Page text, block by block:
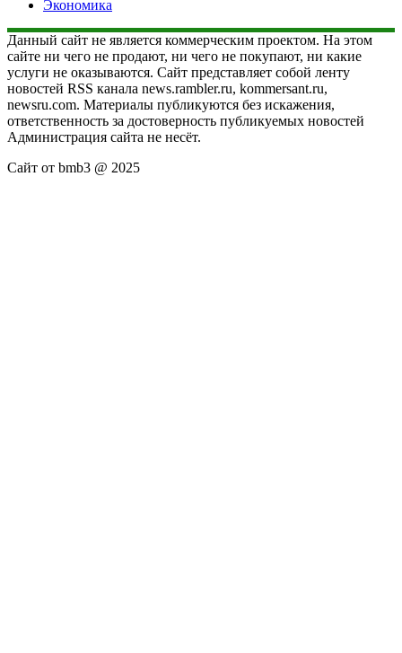
Экономика
Данный сайт не является коммерческим проектом. На этом
сайте ни чего не продают, ни чего не покупают, ни какие
услуги не оказываются. Сайт представляет собой ленту
новостей RSS канала news.rambler.ru, kommersant.ru,
newsru.com. Материалы публикуются без искажения,
ответственность за достоверность публикуемых новостей
Администрация сайта не несёт.
Сайт от bmb3 @ 2025